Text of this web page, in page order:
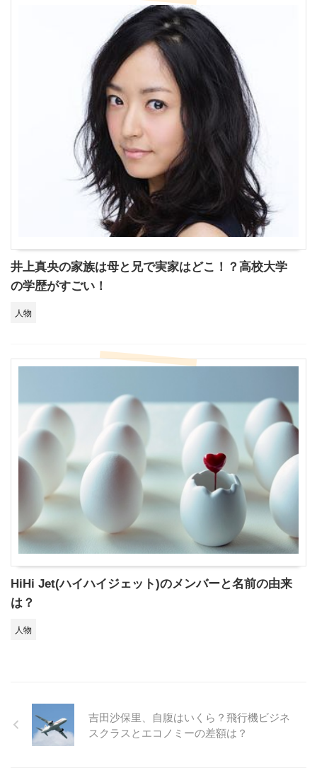
井上真央の家族は母と兄で実家はどこ！？高校大学
の学歴がすごい！
人物
HiHi Jet(ハイハイジェット)のメンバーと名前の由来
は？
人物
吉田沙保里、自腹はいくら？飛行機ビジネ
スクラスとエコノミーの差額は？